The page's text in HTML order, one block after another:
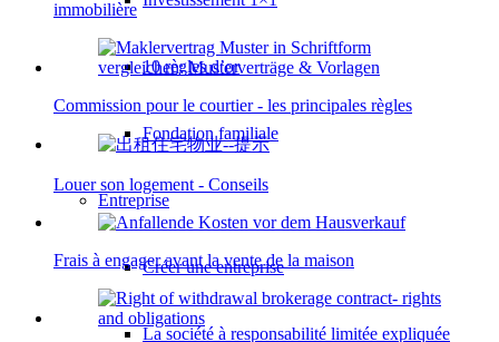
10 règles d’or
Fondation familiale
Entreprise
Créer une entreprise
La société à responsabilité limitée expliquée
immobilière
Commission pour le courtier - les principales règles
Louer son logement - Conseils
Frais à engager avant la vente de la maison